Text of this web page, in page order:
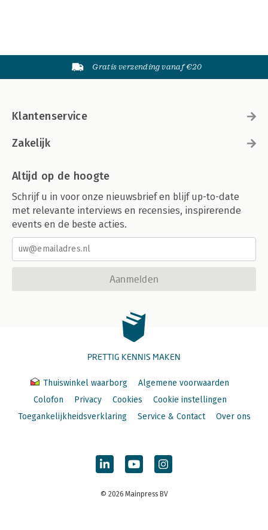
Gratis verzending vanaf €20
Klantenservice
Zakelijk
Altijd op de hoogte
Schrijf u in voor onze nieuwsbrief en blijf up-to-date
met relevante interviews en recensies, inspirerende
events en de beste acties.
Aanmelden
PRETTIG KENNIS MAKEN
Thuiswinkel waarborg
Algemene voorwaarden
Colofon
Privacy Cookies
Cookie instellingen
Toegankelijkheidsverklaring
Service & Contact Over ons
© 2026 Mainpress BV